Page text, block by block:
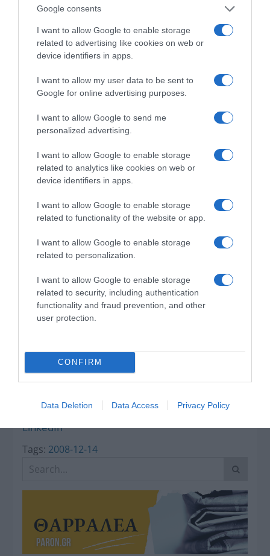
Google consents
I want to allow Google to enable storage
related to advertising like cookies on web or
device identifiers in apps.
I want to allow my user data to be sent to
Google for online advertising purposes.
I want to allow Google to send me
personalized advertising.
I want to allow Google to enable storage
related to analytics like cookies on web or
device identifiers in apps.
I want to allow Google to enable storage
related to functionality of the website or app.
I want to allow Google to enable storage
related to personalization.
I want to allow Google to enable storage
related to security, including authentication
functionality and fraud prevention, and other
user protection.
CONFIRM
Data Deletion Data Access Privacy Policy
ένα… Τσουνάμι
Αλλαγών: Η Εβδομάδα
που Ανακάτεψε την
Τράπουλα των
Ελληνικών Media
ΤΣΟΥΝΑΜΙ ψηφιακής οργής… συμπαρασύρει την
κυβέρνηση
Ξορκίζουν τις διπλές
εκλογές στο Μαξίμου
Ο καιρός των
επομένων ημερών:
Κανονικός Αύγουστος
με δυνατούς βοριάδες
Κοινοποιήστε:
LinkedIn
Tags: 2008-12-14